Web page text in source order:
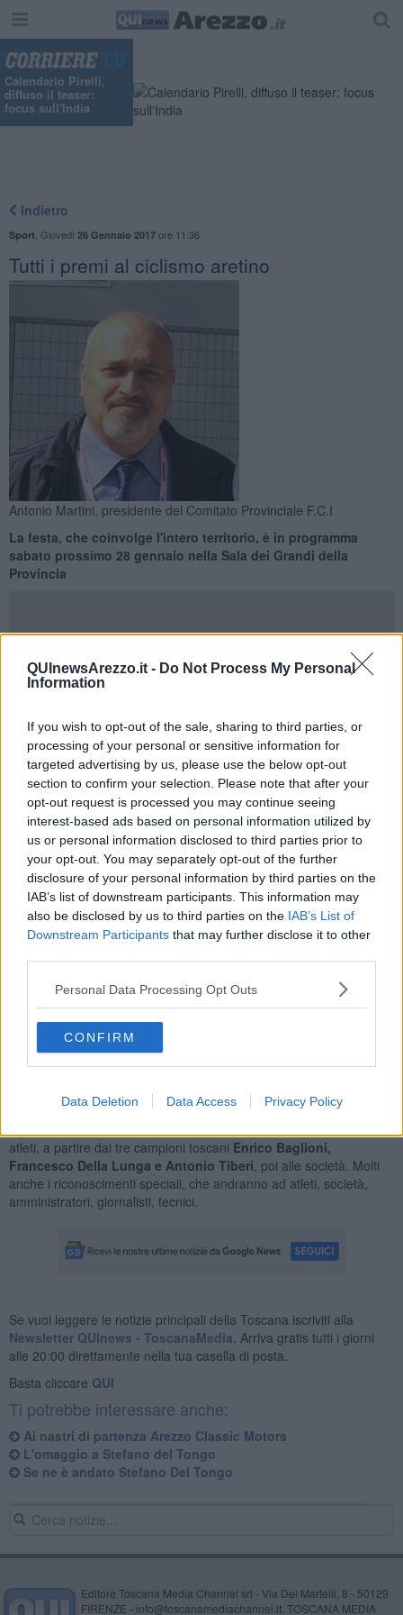
QUInewsArezzo.it - Do Not Process My Personal
Information
If you wish to opt-out of the sale, sharing to third parties, or
processing of your personal or sensitive information for
targeted advertising by us, please use the below opt-out
section to confirm your selection. Please note that after your
opt-out request is processed you may continue seeing
interest-based ads based on personal information utilized by
us or personal information disclosed to third parties prior to
your opt-out. You may separately opt-out of the further
disclosure of your personal information by third parties on the
IAB’s list of downstream participants. This information may
also be disclosed by us to third parties on the IAB’s List of
Downstream Participants that may further disclose it to other
Personal Data Processing Opt Outs
CONFIRM
Data Deletion Data Access Privacy Policy
Calendario Pirelli,
diffuso il teaser:
focus sull'India
Indietro
Sport Giovedì 26 Gennaio 2017ore 11:36
Tutti i premi al ciclismo aretino
Antonio Martini, presidente del Comitato Provinciale F.C.I
La festa, che coinvolge l'intero territorio, è in programma
sabato prossimo 28 gennaio nella Sala dei Grandi della
Provincia
AREZZO —Sabato 28 gennaio
La Sala dei Grandi del palazzo della Provincia ospiterà, come di
consueto, la manifestazione organizzata dall'amministrazione
provinciale assieme al Coni e alla Federazione Ciclistica Italiana. A
partire dalle 16 si alterneranno al microfono rappresentanti
istituzionali e dirigenti sportivi, prima di dare spazio alle numerose
premiazioni per i tanti atleti e dirigentiche hanno ottenuto
risultati di rilievo nel corso del 2016, annata indubbiamente
caratterizzata dal grande spettacolo della tappa aretina del Giro
d'Italia la cui immagina campeggia anche nel manifesto della
giornata.
Provincia di Arezzo,Giorgio Cerbai, presidente Comitato
Provinciale Coni,Antonio Martini, presidente del Comitato
Provinciale F.C.I., Lucia Tanti
Arezzo,
Vincenzo Ceccarelli,
Viabilità,Daniela Isetti, vice presidente F.C.I.,Maurizio Ciucci,
Regionale Toscano F.C.I.
atleti, a partire dai tre campioni toscani Enrico Baglioni,
Francesco Della Lunga e Antonio Tiberi , poi alle società. Molti
anche i riconoscimenti speciali, che andranno ad atleti, società,
amministratori, giornalisti, tecnici.
Se vuoi leggere le notizie principali della Toscana iscriviti alla
Newsletter QUInews - ToscanaMedia. Arriva gratis tutti i giorni
alle 20:00 direttamente nella tua casella di posta.
Basta cliccare QUI
Ti potrebbe interessare anche:
Ai nastri di partenza Arezzo Classic Motors
L'omaggio a Stefano del Tongo
Se ne è andato Stefano Del Tongo
Editore Toscana Media Channel srl - Via Dei Martelli, 8 - 50129
FIRENZE - info@toscanamediachannel.it. TOSCANA MEDIA